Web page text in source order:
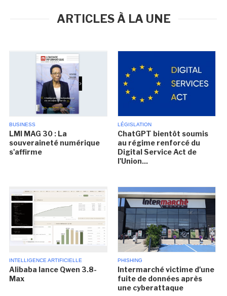
ARTICLES À LA UNE
BUSINESS
LMI MAG 30 : La
souveraineté numérique
s'affirme
LÉGISLATION
ChatGPT bientôt soumis
au régime renforcé du
Digital Service Act de
l'Union...
INTELLIGENCE ARTIFICIELLE
Alibaba lance Qwen 3.8-
Max
PHISHING
Intermarché victime d'une
fuite de données après
une cyberattaque